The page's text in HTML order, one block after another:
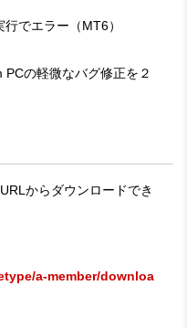
でエラー（MT6）
PCの軽微なバグ修正を２
からダウンロードでき
a-member/downloa